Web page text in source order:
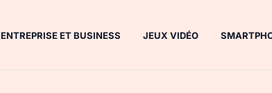
ENTREPRISE ET BUSINESS JEUX VIDÉO